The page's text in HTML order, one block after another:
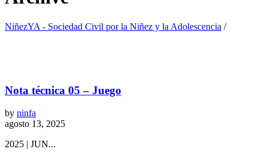
NiñezYA - Sociedad Civil por la Niñez y la Adolescencia /
Nota técnica 05 – Juego
by ninfa
agosto 13, 2025
2025 | JUN...